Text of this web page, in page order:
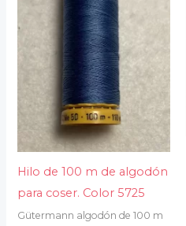
Hilo de 100 m de algodón
para coser. Color 5725
Gütermann algodón de 100 m